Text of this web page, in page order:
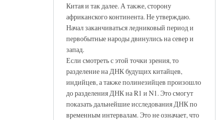
Китая и так далее. А также, сторону
африканского континента. Не утверждаю.
Начал заканчиваться ледниковый период и
первобытные народы двинулись на север и
запад.
Если смотреть с этой точки зрения, то
разделение на ДНК будущих китайцев,
индийцев, а также полинезийцев произошло
до разделения ДНК на R1 и N1. Это смогут
показать дальнейшие исследования ДНК по
временным интервалам. Это не означает, что